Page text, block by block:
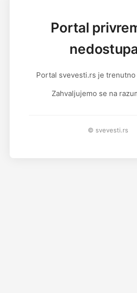
Portal
Portal svevesti.rs je
Zahvaljujemo se na
© svevesti.rs